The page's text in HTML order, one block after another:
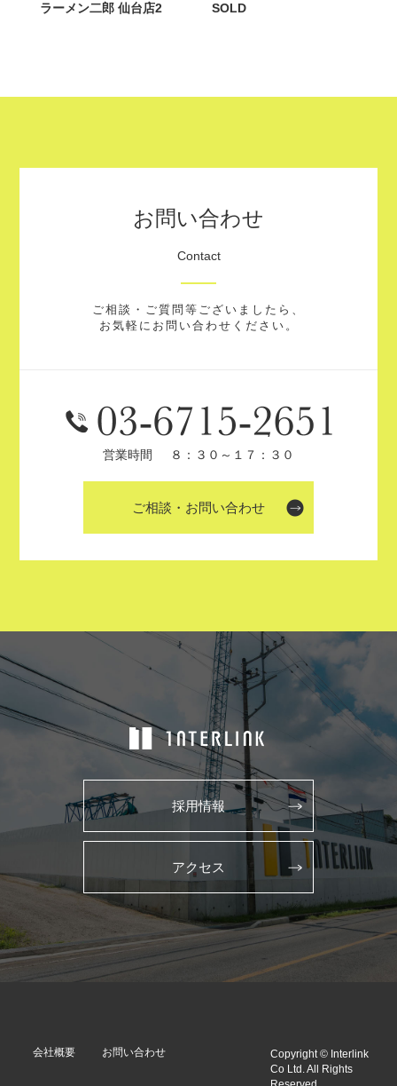
ラーメン二郎 仙台店2 SOLD
お問い合わせ
Contact
ご相談・ご質問等ございましたら、
お気軽にお問い合わせください。
営業時間 ８：３０～１７：３０
ご相談・お問い合わせ
採用情報
アクセス
会社概要 お問い合わせ
Copyright © Interlink
Co Ltd. All Rights